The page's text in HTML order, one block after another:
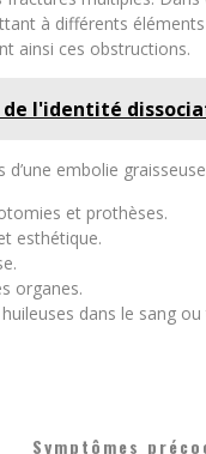
à différents
ainsi ces obstructions.
de l'identité
d’une embolie
et prothèses.
esthétique.
organes.
dans le sang
Symptômes